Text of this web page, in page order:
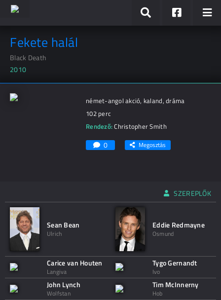
Fekete halál
Black Death
2010
német-angol akció, kaland, dráma
102 perc
Rendező:Christopher Smith
0 Megosztás
SZEREPLŐK
Sean Bean
Ulrich
Eddie Redmayne
Osmund
Carice van Houten
Langiva
Tygo Gernandt
Ivo
John Lynch
Wolfstan
Tim McInnerny
Hob